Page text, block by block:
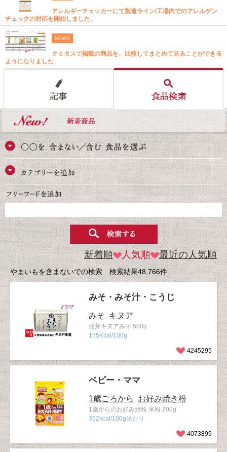
アレルギーチェッカーにて製造ライン/工場内でのアレルゲン
チェックの対応を開始しました。
NEWS
クミタスで掲載の商品を、比較してまとめて見ることができる
ようになりました
新着順 人気順 最近の人気順
やまいもを含まないでの検索 検索結果48,766件
みそ・みそ汁・こうじ
みそ キヌア
発芽キヌアみそ 500g
155Kcal/100g
4245295
ベビー・ママ
1歳ごろから お好み焼き粉
1歳からのお好み焼粉 米粉 200g
352kcal/100g当たり
4073899